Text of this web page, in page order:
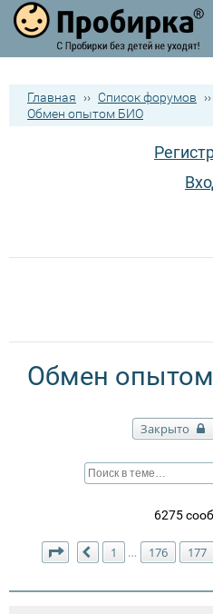
Главная ›› Список форумов ››
Обмен опытом БИО
Обмен
Закрыто
6275
Страница 179 из180
Пред.
1 … 176 177